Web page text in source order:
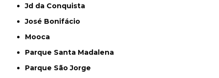
Jd da Conquista
José Bonifácio
Mooca
Parque Santa Madalena
Parque São Jorge